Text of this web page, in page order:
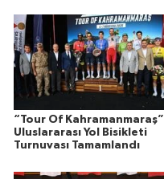
“Tour Of Kahramanmaraş”
Uluslararası Yol Bisikleti
Turnuvası Tamamlandı